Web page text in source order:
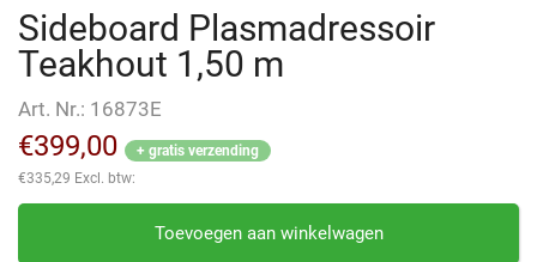
Sideboard Plasmadressoir
Teakhout 1,50 m
Art. Nr.: 16873E
€399,00
+ gratis verzending
€335,29 Excl. btw:
Sideboard
Plasmadressoir
Toevoegen aan winkelwagen